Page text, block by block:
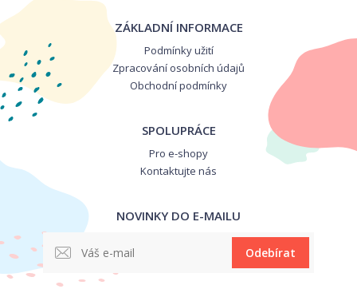
ZÁKLADNÍ INFORMACE
Podmínky užití
Zpracování osobních údajů
Obchodní podmínky
SPOLUPRÁCE
Pro e-shopy
Kontaktujte nás
NOVINKY DO E-MAILU
Odebírat